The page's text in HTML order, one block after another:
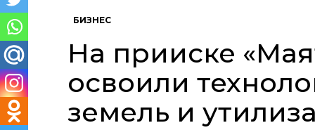
БИЗНЕС
На прииске
освоили
земель и